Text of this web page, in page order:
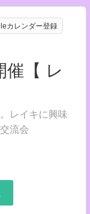
カレンダー登録
催【 レ
レイキに興味
流会